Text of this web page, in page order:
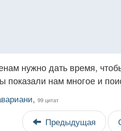
нужно дать время,
показали нам многое и
99 цитат
Предыдущая